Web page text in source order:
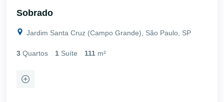
Sobrado
Jardim Santa Cruz (Campo Grande), São Paulo, SP
3 Quartos 1 Suíte 111 m²